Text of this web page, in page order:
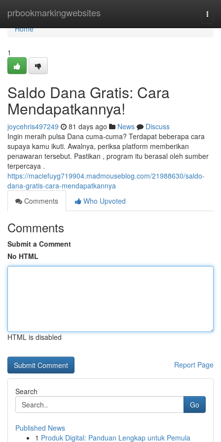
prbookmarkingwebsites
Home
Home
1
Saldo Dana Gratis: Cara
Mendapatkannya!
joycehris497249 81 days ago News
Discuss
Ingin meraih pulsa Dana cuma-cuma? Terdapat beberapa cara
supaya kamu ikuti. Awalnya, periksa platform memberikan
penawaran tersebut. Pastikan , program itu berasal oleh sumber
terpercaya .
https://maciefuyg719904.madmouseblog.com/21988630/saldo-
dana-gratis-cara-mendapatkannya
Comments
Who Upvoted
Comments
Submit a Comment
No HTML
HTML is disabled
Report Page
Search
Go
Published News
1 Produk Digital: Panduan Lengkap untuk Pemula